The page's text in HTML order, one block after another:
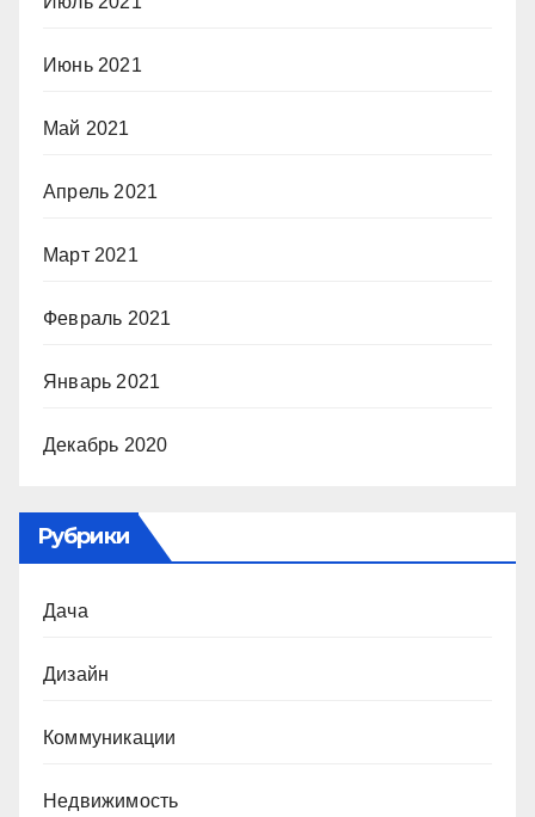
Июнь 2021
Май 2021
Апрель 2021
Март 2021
Февраль 2021
Январь 2021
Декабрь 2020
Рубрики
Дача
Дизайн
Коммуникации
Недвижимость